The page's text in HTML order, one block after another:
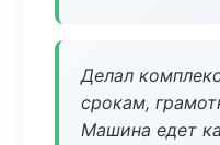
Делал
срокам,
Машина едет